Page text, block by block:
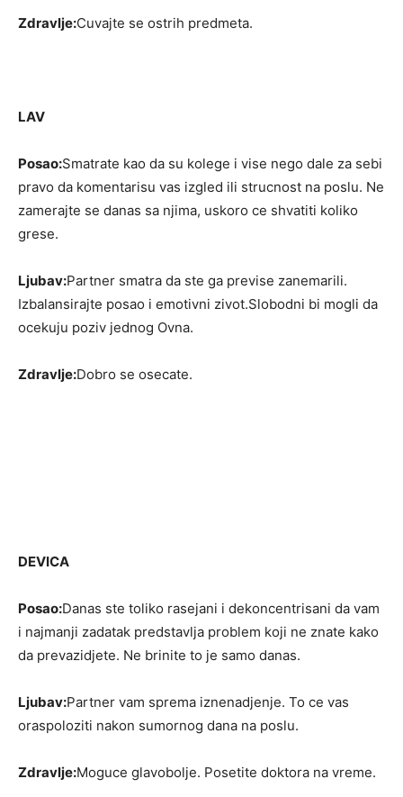
Zdravlje:Cuvajte se ostrih predmeta.
LAV
Posao:Smatrate kao da su kolege i vise nego dale za sebi
pravo da komentarisu vas izgled ili strucnost na poslu. Ne
zamerajte se danas sa njima, uskoro ce shvatiti koliko
grese.
Ljubav:Partner smatra da ste ga previse zanemarili.
Izbalansirajte posao i emotivni zivot.Slobodni bi mogli da
ocekuju poziv jednog Ovna.
Zdravlje:Dobro se osecate.
DEVICA
Posao:Danas ste toliko rasejani i dekoncentrisani da vam
i najmanji zadatak predstavlja problem koji ne znate kako
da prevazidjete. Ne brinite to je samo danas.
Ljubav:Partner vam sprema iznenadjenje. To ce vas
oraspoloziti nakon sumornog dana na poslu.
Zdravlje:Moguce glavobolje. Posetite doktora na vreme.